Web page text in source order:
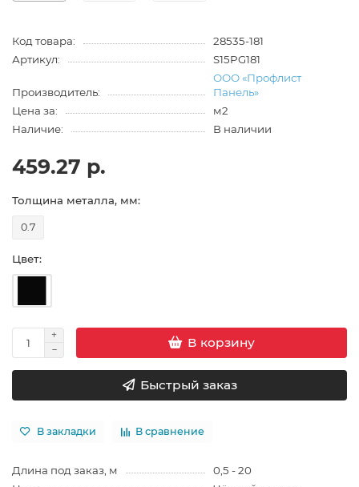
Код товара:
28535-181
Артикул:
S15PG181
Производитель:
ООО «Профлист
Панель»
Цена за:
м2
Наличие:
В наличии
459.27 р.
Толщина металла, мм:
0.7
Цвет:
В корзину
Быстрый заказ
В закладки В сравнение
Длина под заказ, м
0,5 - 20